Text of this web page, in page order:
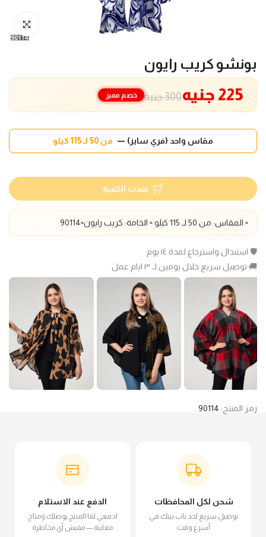
انقر للتكبير
بونشو كريب رايون
300 جنيه 225 جنيه خصم مميز
مقاس واحد (فري سايز) — من 50 لـ 115 كيلو
نفدت الكمية
▫️ المقاس: من 50 لـ 115 كيلو ▫️ الخامة: كريب رايون▫️90114
🛡️ استبدال واسترجاع لمدة ١٤ يوم
🚚 توصيل سريع خلال يومين لـ ٣ ايام عمل
رمز المنتج: 90114
شحن لكل المحافظات
توصيل سريع لحد باب بيتك في
أسرع وقت
الدفع عند الاستلام
ادفعي لما المنتج يوصلك ومتاح
معاينة — مفيش أي مخاطرة